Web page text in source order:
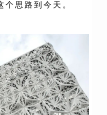
个思路到今天。